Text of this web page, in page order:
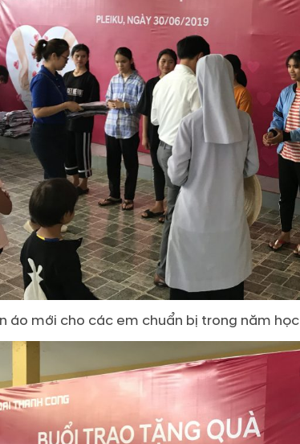
áo mới cho các em chuẩn bị trong năm học